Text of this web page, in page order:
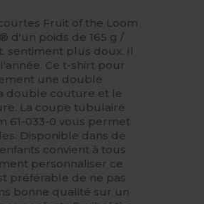
Fruit of the Loom
d'un poids de 165 g /
sentiment plus doux. Il
Ce t-shirt pour
une double
double couture et le
La coupe tubulaire
61-033-0 vous permet
Disponible dans de
convient à tous
personnaliser ce
préférable de ne pas
bonne qualité sur un